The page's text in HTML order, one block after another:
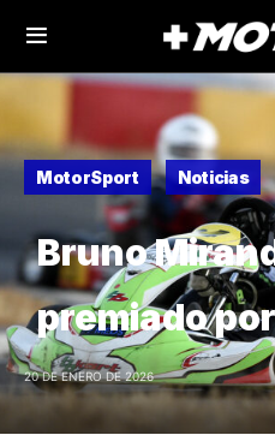
MotorSport Noticias
Bruno
premiado
20 DE ENERO DE 2026